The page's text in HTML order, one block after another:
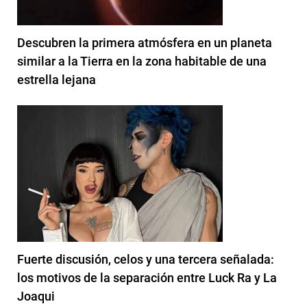
Descubren la primera atmósfera en un planeta
similar a la Tierra en la zona habitable de una
estrella lejana
Fuerte discusión, celos y una tercera señalada:
los motivos de la separación entre Luck Ra y La
Joaqui